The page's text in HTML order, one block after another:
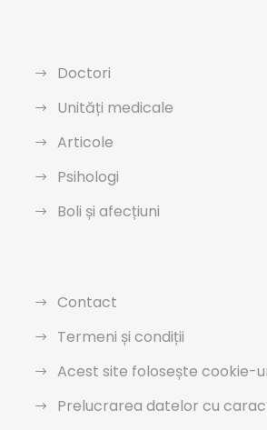
Doctori
Unități medicale
Articole
Psihologi
Boli și afecțiuni
Contact
Termeni și condiții
Acest site folosește cookie-
Prelucrarea datelor cu